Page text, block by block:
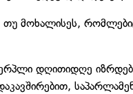
მოხალისეს,
დღითიდღე